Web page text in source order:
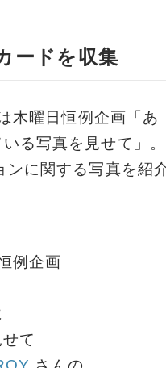
ードを収集
木曜日恒例企画「あ
る写真を見せて」。
ンに関する写真を紹
例企画
て